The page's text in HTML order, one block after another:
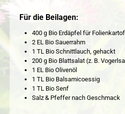
Für die Beilagen:
400 g Bio Erdäpfel für
2 EL Bio Sauerrahm
1 TL Bio Schnittlauch, gehackt
200 g Bio Blattsalat (z. B.
1 EL Bio Olivenöl
1 TL Bio Balsamicoessig
1 TL Bio Senf
Salz & Pfeffer nach Geschmack